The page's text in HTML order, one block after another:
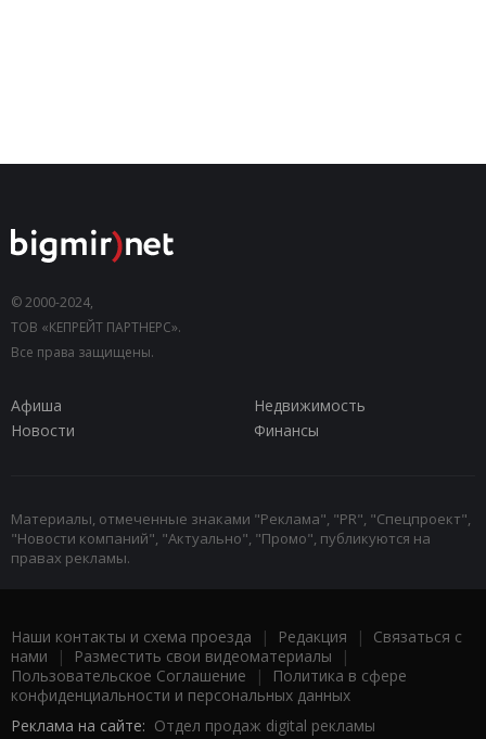
© 2000-2024,
ТОВ «КЕПРЕЙТ ПАРТНЕРС».
Все права защищены.
Афиша
Недвижимость
Новости
Финансы
Материалы, отмеченные знаками "Реклама", "PR", "Спецпроект",
"Новости компаний", "Актуально", "Промо", публикуются на
правах рекламы.
Наши контакты и схема проезда | Редакция | Связаться с
нами | Разместить свои видеоматериалы |
Пользовательское Соглашение |
Политика в сфере
конфиденциальности и персональных данных
Реклама на сайте: Отдел продаж digital рекламы